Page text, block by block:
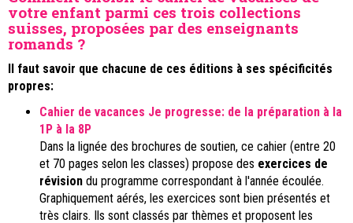
votre enfant parmi ces trois collections
suisses, proposées par des enseignants
romands ?
Il faut savoir que chacune de ces éditions à ses spécificités
propres:
Cahier de vacances Je progresse: de la préparation à la
1P à la 8P
Dans la lignée des brochures de soutien, ce cahier (entre 20
et 70 pages selon les classes) propose des exercices de
révision du programme correspondant à l'année écoulée.
Graphiquement aérés, les exercices sont bien présentés et
très clairs. Ils sont classés par thèmes et proposent les